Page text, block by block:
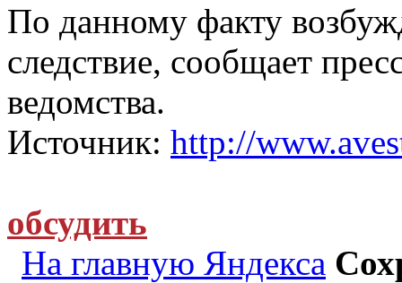
По данному факту
следствие, сообщает
ведомства.
Источник: http://
обсудить
На главную Яндекса